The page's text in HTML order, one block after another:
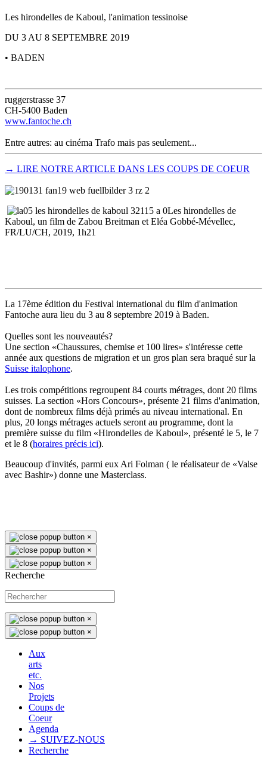
Les hirondelles de Kaboul, l'animation tessinoise
DU 3 AU 8 SEPTEMBRE 2019
• BADEN
ruggerstrasse 37
CH-5400 Baden
www.fantoche.ch
Entre autres: au cinéma Trafo mais pas seulement...
→ LIRE NOTRE ARTICLE DANS LES COUPS DE COEUR
Les hirondelles de
Kaboul, un film de Zabou Breitman et Eléa Gobbé-Mévellec,
FR/LU/CH, 2019, 1h21
La 17ème édition du Festival international du film d'animation
Fantoche aura lieu du 3 au 8 septembre 2019 à Baden.
Quelles sont les nouveautés?
Une section «Chaussures, chemise et 100 lires» s'intéresse cette
année aux questions de migration et un gros plan sera braqué sur la
Suisse italophone.
Les trois compétitions regroupent 84 courts métrages, dont 20 films
suisses. La section «Hors Concours», présente 21 films d'animation,
dont de nombreux films déjà primés au niveau international. En
plus, 20 longs métrages actuels seront au programme, dont la
première suisse du film «Hirondelles de Kaboul», présenté le 5, le 7
et le 8 (horaires précis ici).
Beaucoup d'invités, parmi eux Ari Folman ( le réalisateur de «Valse
avec Bashir») donne une Masterclass.
×
×
×
Recherche
×
×
Aux
arts
etc.
Nos
Projets
Coups de
Coeur
Agenda
→ SUIVEZ-NOUS
Recherche